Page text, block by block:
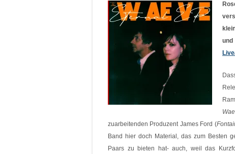
und
zuarbeitenden Produzent James Ford (
Band hier doch Material, das zum Besten
Paars zu bieten hat- auch, weil das